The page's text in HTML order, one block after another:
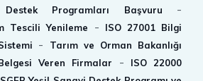
Destek Programları Başvuru -
Tescili Yenileme -
ISO 27001 Bilgi
-
Tarım ve Orman Bakanlığı
Veren Firmalar -
ISO 22000